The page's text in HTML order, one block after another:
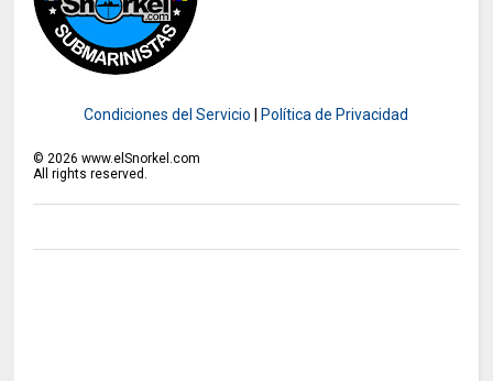
Condiciones del Servicio Política de Privacidad
©2026 www.elSnorkel.com
All rights reserved.